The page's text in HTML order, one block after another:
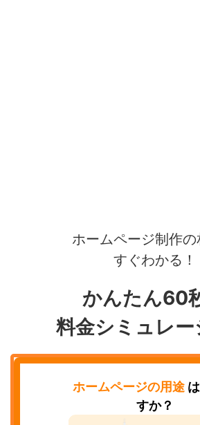
ホームページ制作
すぐわかる！
かんたん60
料金シミュレー
ホームページの用途
すか？